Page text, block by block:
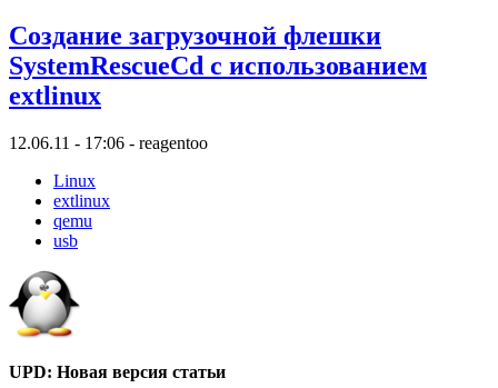
Создание загрузочной флешки
SystemRescueCd с использованием
extlinux
12.06.11 - 17:06 - reagentoo
Linux
extlinux
qemu
usb
UPD: Новая версия статьи